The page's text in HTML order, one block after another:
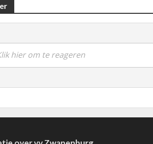
hier om te reageren